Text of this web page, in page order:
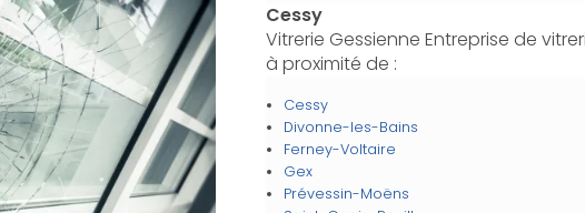
Cessy
Vitrerie Gessienne Entreprise de
à proximité de :
Cessy
Divonne-les-Bains
Ferney-Voltaire
Gex
Prévessin-Moëns